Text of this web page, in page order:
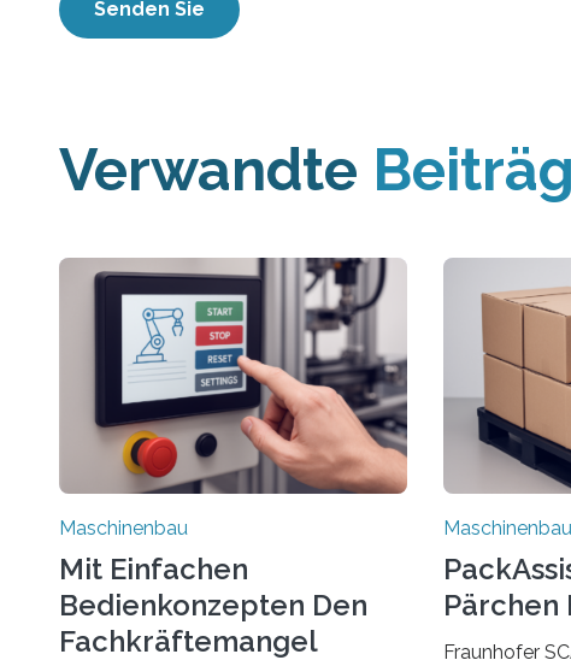
Verwandte
Maschinenbau
Mit Einfachen
Bedienkonzepten Den
Fachkräftemangel
Maschinenbau
Pärchen
Fraunhofer